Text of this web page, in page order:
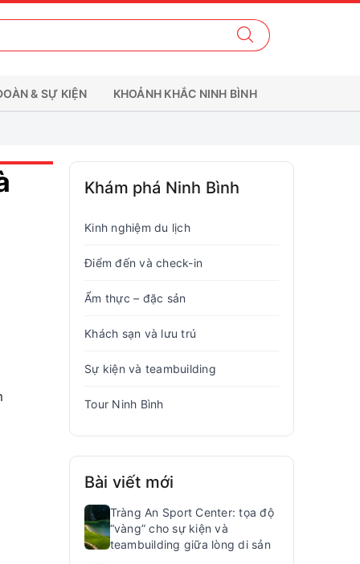
& SỰ KIỆN KHOẢNH KHẮC NINH BÌNH
Khám phá Ninh Bình
Kinh nghiệm du lịch
Điểm đến và check-in
Ẩm thực – đặc sản
Khách sạn và lưu trú
Sự kiện và teambuilding
Tour Ninh Bình
Bài viết mới
Tràng An Sport Center: tọa độ
“vàng” cho sự kiện và
teambuilding giữa lòng di sản